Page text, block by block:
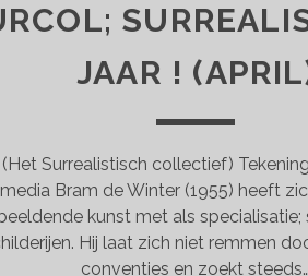
JAAR !
Surrealistisch collectief)
Bram de Winter (1955) heeft
kunst met als specialisatie;
Hij laat zich niet remmen
conventies en zoekt steeds…